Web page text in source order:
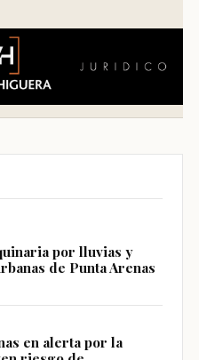
por lluvias y
de Punta Arenas
en alerta por la